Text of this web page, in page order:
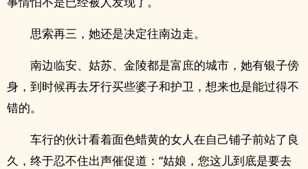
思索再三，她还是决定往南边走。
南边临安、姑苏、金陵都是富庶的城市，她有银子傍
身，到时候再去牙行买些婆子和护卫，想来也是能过得不
错的。
车行的伙计看着面色蜡黄的女人在自己铺子前站了良
久，终于忍不住出声催促道：“姑娘，您这儿到底是要去